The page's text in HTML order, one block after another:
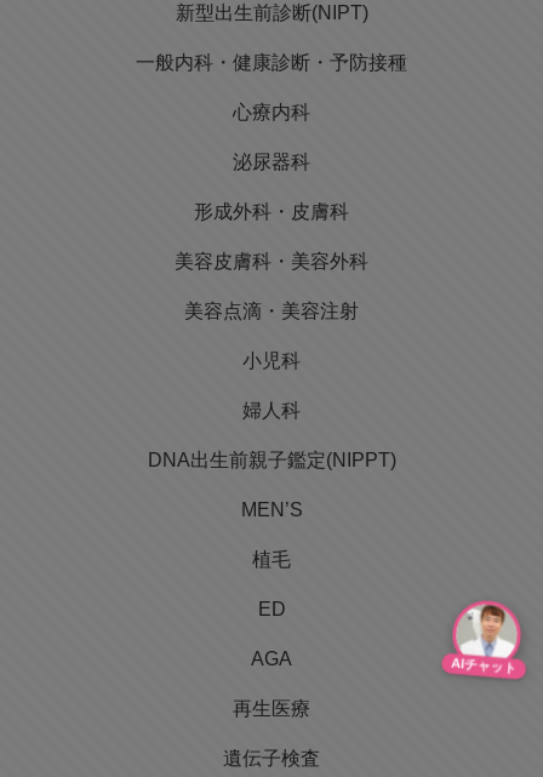
新型出生前診断(NIPT)
一般内科・健康診断・予防接種
心療内科
泌尿器科
形成外科・皮膚科
美容皮膚科・美容外科
美容点滴・美容注射
小児科
婦人科
DNA出生前親子鑑定(NIPPT)
MEN’S
植毛
ED
AGA
再生医療
遺伝子検査
AIチャット